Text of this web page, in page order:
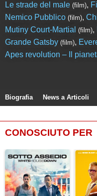
Le strade del male (film),
Nemico Pubblico (film),
Mutiny Court-Martial (film),
Grande Gatsby (film),
Apes revolution – Il
Biografia News a Articoli
CONOSCIUTO PER